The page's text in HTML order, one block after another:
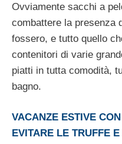
Ovviamente sacchi a
combattere la presenza
fossero, e tutto quello
contenitori di varie
piatti in tutta comodità,
bagno.
VACANZE ESTIVE
EVITARE LE TRUFFE